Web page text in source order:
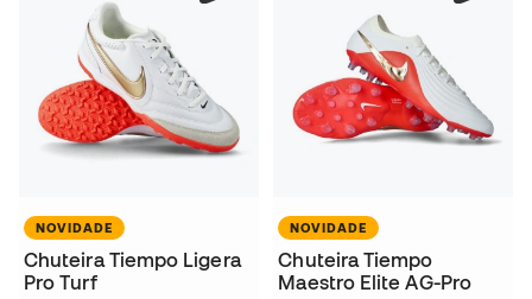
NOVIDADE
Chuteira Tiempo Ligera
Pro Turf
NOVIDADE
Chuteira Tiempo
Maestro Elite AG-Pro